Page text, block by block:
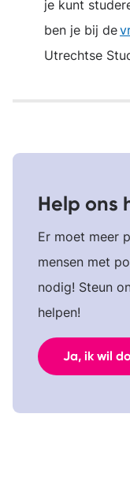
je kunt
ben je bij de
Utrechtse
Help ons
Er moet meer
mensen met
nodig! Steun
helpen!
Ja, ik wil